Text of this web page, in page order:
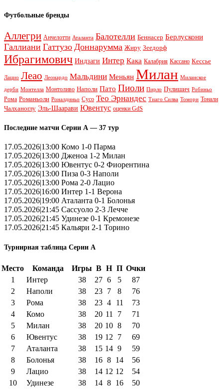
Футбольные бренды
Аллегри Анчелотти Аталанта Балотелли Беннасер Берлускони
Галлиани Гаттузо Доннарумма Жиру Зеедорф
Ибрагимович Индзаги Интер Кака Калабрия Кассано Кессье
Лацио Леао Леонардо Мальдини Меньян Милан Миланское
дерби Монтелла Монтоливо Наполи Пато Пиоли Пирло Пулишич Робиньо
Рома Романьоли Роналдиньо Сусо Тео Эрнандес Тиаго Силва Томори Тонали
Чалханоглу Эль-Шаарави Ювентус оценки GdS
Последние матчи Серии А — 37 тур
17.05.2026|13:00 Комо 1-0 Парма
17.05.2026|13:00 Дженоа 1-2 Милан
17.05.2026|13:00 Ювентус 0-2 Фиорентина
17.05.2026|13:00 Пиза 0-3 Наполи
17.05.2026|13:00 Рома 2-0 Лацио
17.05.2026|16:00 Интер 1-1 Верона
17.05.2026|19:00 Аталанта 0-1 Болонья
17.05.2026|21:45 Сассуоло 2-3 Лечче
17.05.2026|21:45 Удинезе 0-1 Кремонезе
17.05.2026|21:45 Кальяри 2-1 Торино
Турнирная таблица Серии А
Место Команда Игры В Н П Очки
1
Интер 38 27 6 5
87
2
Наполи 38 23 7 8
76
3
Рома 38 23 4 11
73
4
Комо 38 20 11 7
71
5
Милан 38 20 10 8
70
6
Ювентус 38 19 12 7
69
7
Аталанта 38 15 14 9
59
8
Болонья 38 16 8 14
56
9
Лацио 38 14 12 12
54
10
Удинезе 38 14 8 16
50